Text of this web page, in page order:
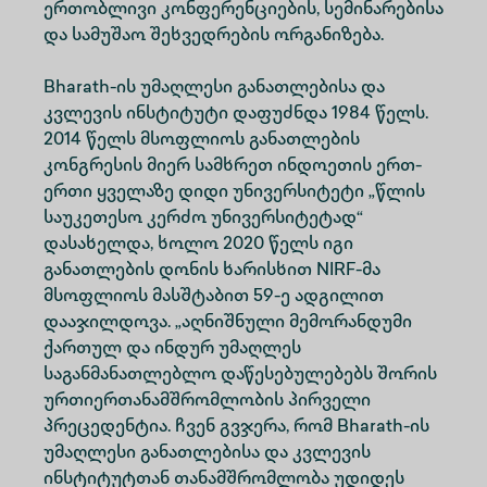
ერთობლივი კონფერენციების, სემინარებისა
და სამუშაო შეხვედრების ორგანიზება.
Bharath-ის უმაღლესი განათლებისა და
კვლევის ინსტიტუტი დაფუძნდა 1984 წელს.
2014 წელს მსოფლიოს განათლების
კონგრესის მიერ სამხრეთ ინდოეთის ერთ-
ერთი ყველაზე დიდი უნივერსიტეტი „წლის
საუკეთესო კერძო უნივერსიტეტად“
დასახელდა, ხოლო 2020 წელს იგი
განათლების დონის ხარისხით NIRF-მა
მსოფლიოს მასშტაბით 59-ე ადგილით
დააჯილდოვა. „აღნიშნული მემორანდუმი
ქართულ და ინდურ უმაღლეს
საგანმანათლებლო დაწესებულებებს შორის
ურთიერთანამშრომლობის პირველი
პრეცედენტია. ჩვენ გვჯერა, რომ Bharath-ის
უმაღლესი განათლებისა და კვლევის
ინსტიტუტთან თანამშრომლობა უდიდეს